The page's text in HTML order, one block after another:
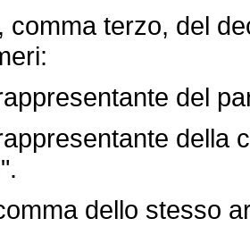
terzo, del
del
della
dello stesso